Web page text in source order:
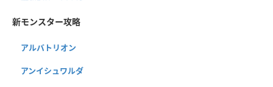
新モンスター攻略
アルバトリオン
アンイシュワルダ